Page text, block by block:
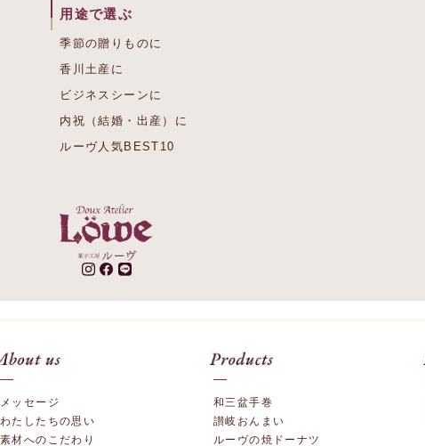
用途で選ぶ
季節の贈りものに
香川土産に
ビジネスシーンに
内祝（結婚・出産）に
ルーヴ人気BEST10
メッセージ
わたしたちの思い
素材へのこだわり
和三盆手巻
讃岐おんまい
ルーヴの焼ドーナツ